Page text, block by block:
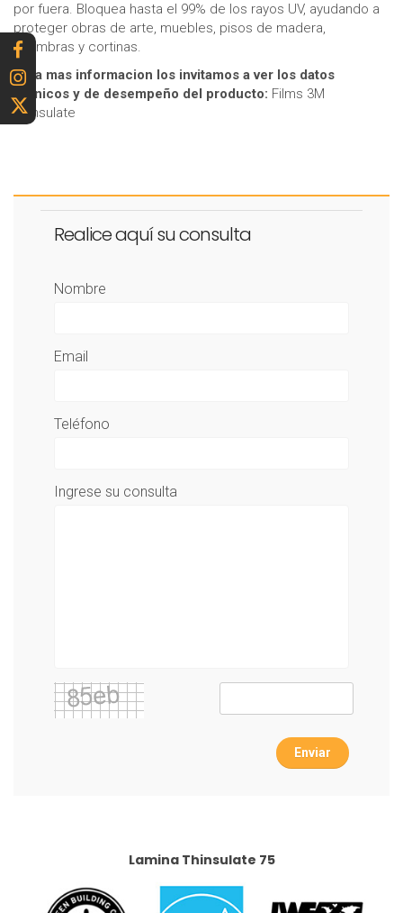
por fuera. Bloquea hasta el 99% de los rayos UV, ayudando a
proteger obras de arte, muebles, pisos de madera,
alfombras y cortinas.
Para mas informacion los invitamos a ver los datos
técnicos y de desempeño del producto: Films 3M
Thinsulate
Realice aquí su consulta
Nombre
Email
Teléfono
Ingrese su consulta
Enviar
Lamina Thinsulate 75